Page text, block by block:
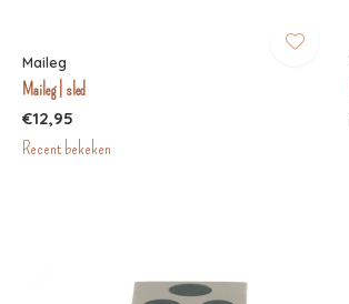
Maileg
Maileg | sled
€12,95
Recent bekeken